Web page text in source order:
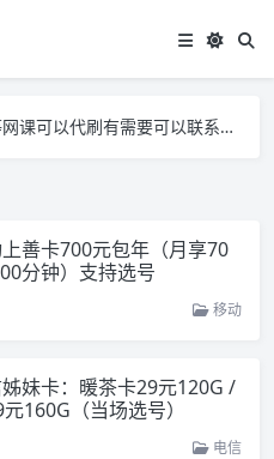
代刷有需要可以联系邮箱i@tuzi.la
代刷有需要可以联系邮箱i@tuzi.la
善卡700元包年（月享70
分钟）支持选号
移动
妹卡：暖茶卡29元120G /
160G（当场选号）
电信